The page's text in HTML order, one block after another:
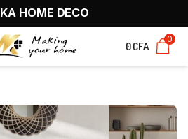
HOME DECO
0 CFA
0